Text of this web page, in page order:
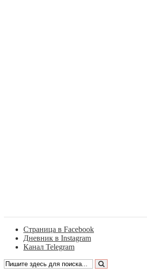
Страница в Facebook
Дневник в Instagram
Канал Telegram